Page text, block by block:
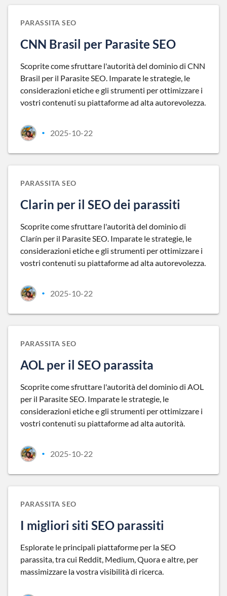
PARASSITA SEO
CNN Brasil per Parasite SEO
Scoprite come sfruttare l'autorità del dominio di CNN
Brasil per il Parasite SEO. Imparate le strategie, le
considerazioni etiche e gli strumenti per ottimizzare i
vostri contenuti su piattaforme ad alta autorevolezza.
• 2025-10-22
PARASSITA SEO
Clarin per il SEO dei parassiti
Scoprite come sfruttare l'autorità del dominio di
Clarín per il Parasite SEO. Imparate le strategie, le
considerazioni etiche e gli strumenti per ottimizzare i
vostri contenuti su piattaforme ad alta autorevolezza.
• 2025-10-22
PARASSITA SEO
AOL per il SEO parassita
Scoprite come sfruttare l'autorità del dominio di AOL
per il Parasite SEO. Imparate le strategie, le
considerazioni etiche e gli strumenti per ottimizzare i
vostri contenuti su piattaforme ad alta autorità.
• 2025-10-22
PARASSITA SEO
I migliori siti SEO parassiti
Esplorate le principali piattaforme per la SEO
parassita, tra cui Reddit, Medium, Quora e altre, per
massimizzare la vostra visibilità di ricerca.